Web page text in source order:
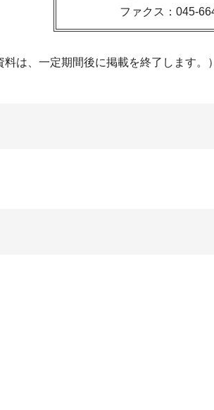
ファクス：045-
は、一定期間後に掲載を終了します。）